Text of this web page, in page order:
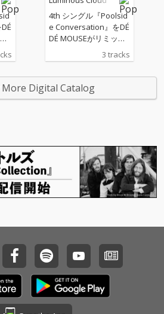
幻想的で不快感マック
スなダークメルヘンモ
ダンバレエボカロ！
4th シングル『Poolsid
e Conversation』をDÉ
DÉ MOUSEがリミック
ックスウィング的なア
ーでスロウなイントロ
からのアッパーなテン
3 tracks
More Digital Catalog